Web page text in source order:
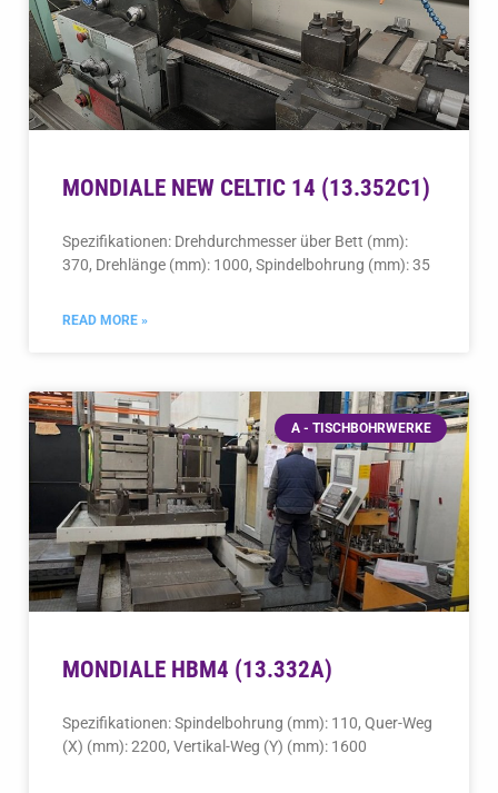
MONDIALE NEW CELTIC 14 (13.352C1)
Spezifikationen: Drehdurchmesser über Bett (mm):
370, Drehlänge (mm): 1000, Spindelbohrung (mm): 35
READ MORE »
A - TISCHBOHRWERKE
MONDIALE HBM4 (13.332A)
Spezifikationen: Spindelbohrung (mm): 110, Quer-Weg
(X) (mm): 2200, Vertikal-Weg (Y) (mm): 1600